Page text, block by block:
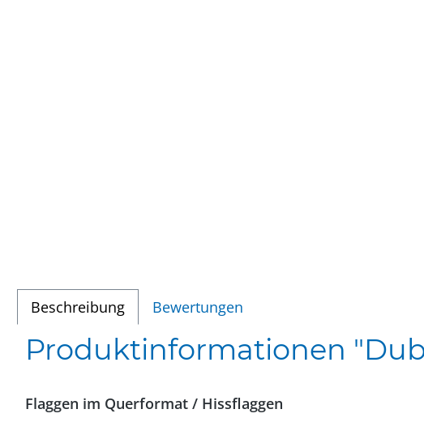
Beschreibung Bewertungen
Produktinformationen
Flaggen im Querformat / Hissflaggen